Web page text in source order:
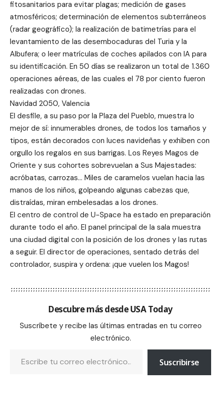
fitosanitarios para evitar plagas; medición de gases
atmosféricos; determinación de elementos subterráneos
(radar geográfico); la realización de batimetrías para el
levantamiento de las desembocaduras del Turia y la
Albufera; o leer matrículas de coches apilados con IA para
su identificación. En 50 días se realizaron un total de 1.360
operaciones aéreas, de las cuales el 78 por ciento fueron
realizadas con drones.
Navidad 2050, Valencia
El desfile, a su paso por la Plaza del Pueblo, muestra lo
mejor de sí: innumerables drones, de todos los tamaños y
tipos, están decorados con luces navideñas y exhiben con
orgullo los regalos en sus barrigas. Los Reyes Magos de
Oriente y sus cohortes sobrevuelan a Sus Majestades:
acróbatas, carrozas… Miles de caramelos vuelan hacia las
manos de los niños, golpeando algunas cabezas que,
distraídas, miran embelesadas a los drones.
El centro de control de U-Space ha estado en preparación
durante todo el año. El panel principal de la sala muestra
una ciudad digital con la posición de los drones y las rutas
a seguir. El director de operaciones, sentado detrás del
controlador, suspira y ordena: ¡que vuelen los Magos!
Descubre más desde USA Today
Suscríbete y recibe las últimas entradas en tu correo
electrónico.
Suscribirse